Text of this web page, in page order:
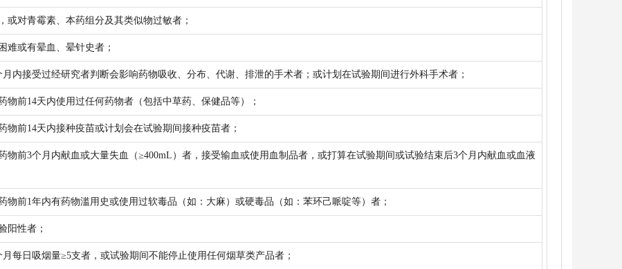
或对青霉素、本药组分及其类似物过敏者；
难或有晕血、晕针史者；
月内接受过经研究者判断会影响药物吸收、分布、代谢、排泄的手术者；或计划在试验期间进行外科手术者；
物前14天内使用过任何药物者（包括中草药、保健品等）；
物前14天内接种疫苗或计划会在试验期间接种疫苗者；
物前3个月内献血或大量失血（≥400mL）者，接受输血或使用血制品者，或打算在试验期间或试验结束后3个月内献血或血液
物前1年内有药物滥用史或使用过软毒品（如：大麻）或硬毒品（如：苯环己哌啶等）者；
阳性者；
月每日吸烟量≥5支者，或试验期间不能停止使用任何烟草类产品者；